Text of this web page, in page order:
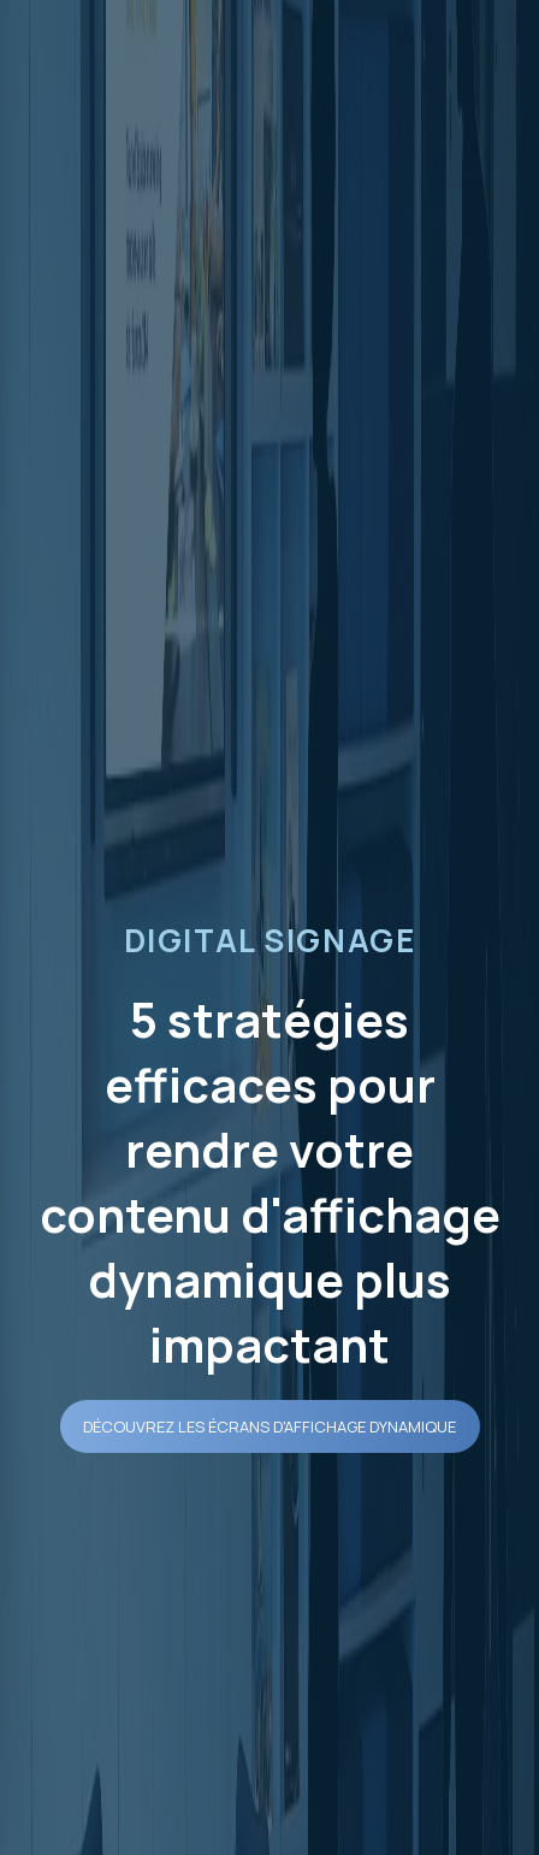
DIGITAL SIGNAGE
5 stratégies
efficaces pour
rendre votre
contenu d'affichage
dynamique plus
impactant
DÉCOUVREZ LES ÉCRANS D'AFFICHAGE DYNAMIQUE